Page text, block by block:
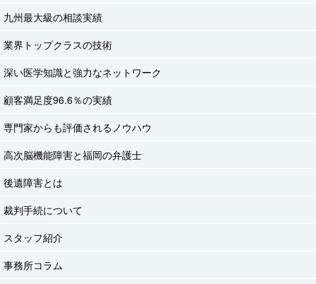
九州最大級の相談実績
業界トップクラスの技術
深い医学知識と強力なネットワーク
顧客満足度96.6％の実績
専門家からも評価されるノウハウ
高次脳機能障害と福岡の弁護士
後遺障害とは
裁判手続について
スタッフ紹介
事務所コラム